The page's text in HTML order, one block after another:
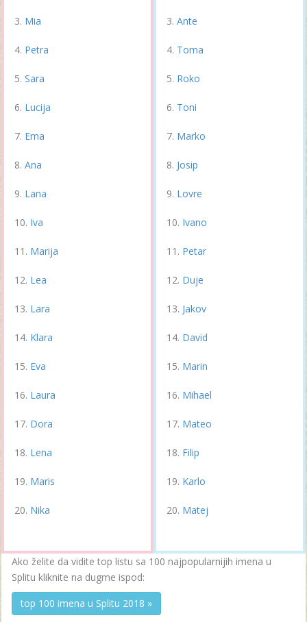
Mia
Petra
Sara
Lucija
Ema
Ana
Lana
Iva
Marija
Lea
Lara
Klara
Eva
Laura
Dora
Lena
Maris
Nika
Ante
Toma
Roko
Toni
Marko
Josip
Lovre
Ivano
Petar
Duje
Jakov
David
Marin
Mihael
Mateo
Filip
Karlo
Matej
Ako želite da vidite top listu sa 100 najpopularnijih imena u
Splitu kliknite na dugme ispod:
top 100 imena u Splitu 2018 »